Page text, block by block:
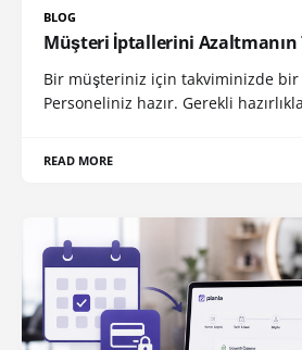
BLOG
Müşteri İptallerini Azaltmanın
Bir müşteriniz için takviminizde bir
Personeliniz hazır. Gerekli
READ MORE